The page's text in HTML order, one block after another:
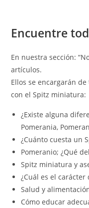
Encuentre
En nuestra sección:
artículos.
Ellos se encargarán
con el Spitz miniatura:
¿Existe alguna
Pomerania,
¿Cuánto cuesta un
Pomeranio; ¿Qué
Spitz miniatura y
¿Cuál es el carácter
Salud y
Cómo educar